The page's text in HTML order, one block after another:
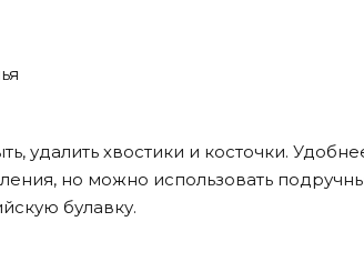
удалить хвостики и косточки.
но можно использовать
булавку.